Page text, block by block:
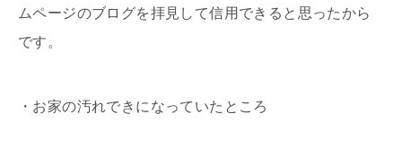
ムページのブログを拝見して信用できると思ったから
です。
・お家の汚れできになっていたところ